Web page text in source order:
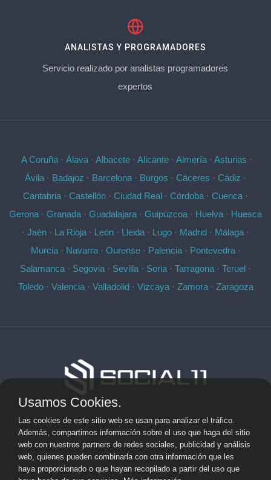
ANALISTAS Y PROGRAMADORES
Servicio realizado por analistas programadores
expertos
A Coruña· Álava· Albacete· Alicante· Almería· Asturias ·
Ávila · Badajoz · Barcelona · Burgos · Cáceres · Cádiz ·
Cantabria · Castellón · Ciudad Real · Córdoba · Cuenca ·
Gerona · Granada · Guadalajara · Guipúzcoa · Huelva · Huesca
· Jaén · La Rioja · León · Lleida · Lugo · Madrid · Málaga ·
Murcia· Navarra· Ourense· Palencia· Pontevedra·
Salamanca · Segovia · Sevilla · Soria · Tarragona · Teruel ·
Toledo· Valencia· Valladolid· Vizcaya· Zamora· Zaragoza
Aviso Legal
Privacidad
Cookies
Usamos Cookies.
Las cookies de este sitio web se usan para analizar el tráfico.
Además, compartimos información sobre el uso que haga del sitio
web con nuestros partners de redes sociales, publicidad y análisis
web, quienes pueden combinarla con otra información que les
haya proporcionado o que hayan recopilado a partir del uso que